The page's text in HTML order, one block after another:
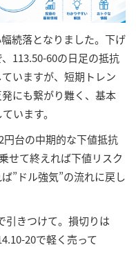
続落となりました。下げ
113.50-60の日足の抵抗
いますが、短期トレン
にも繋がり難く、基本
います。
円台の中期的な下値抵抗
せて終えれば下値リスク
”ドル強気”の流れに戻し
引きつけて。損切りは
20で軽く売って